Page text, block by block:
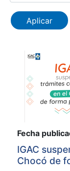
Fecha
IGAC
Chocó de